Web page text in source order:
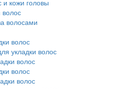
и кожи головы
волос
волосами
волос
укладки волос
волос
волос
волос